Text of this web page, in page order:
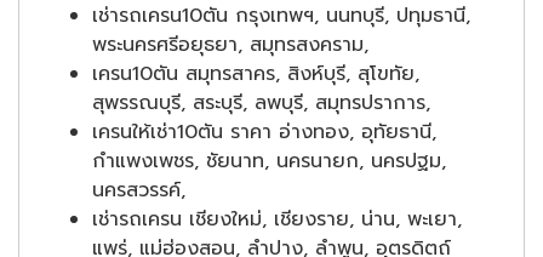
เช่ารถเครน10ตัน กรุงเทพฯ, นนทบุรี, ปทุมธานี,
พระนครศรีอยุธยา, สมุทรสงคราม,
เครน10ตัน สมุทรสาคร, สิงห์บุรี, สุโขทัย,
สุพรรณบุรี, สระบุรี, ลพบุรี, สมุทรปราการ,
เครนให้เช่า10ตัน ราคา อ่างทอง, อุทัยธานี,
กำแพงเพชร, ชัยนาท, นครนายก, นครปฐม,
นครสวรรค์,
เช่ารถเครน เชียงใหม่, เชียงราย, น่าน, พะเยา,
แพร่, แม่ฮ่องสอน, ลำปาง, ลำพูน, อุตรดิตถ์